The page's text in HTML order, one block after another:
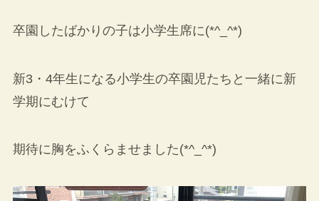
卒園したばかりの子は小学生席に(*^_^*)
新3・4年生になる小学生の卒園児たちと一緒に新
学期にむけて
期待に胸をふくらませました(*^_^*)